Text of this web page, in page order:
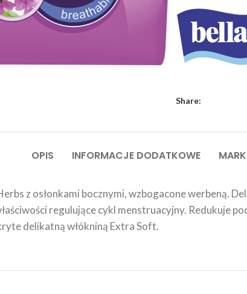
Share:
OPIS INFORMACJE DODATKOWE
z osłonkami bocznymi, wzbogacone werbeną.
regulujące cykl menstruacyjny. Redukuje
delikatną włókniną Extra Soft.